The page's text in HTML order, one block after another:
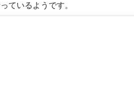
ているようです。